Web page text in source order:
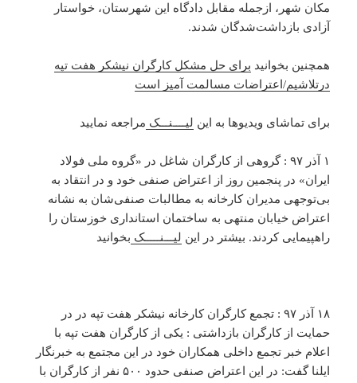
مکان شهر، ازجمله مقابل دادگاه این شهرستان، خواستار
آزادی بازداشت‌شدگان شدند.
همچنین بخوانید برای حل مشکل کارگران نیشکر هفت تپه
درتلاشیم/اعتراضات مسالمت آمیز است
برای تماشای ویدیوها به این لیــــنـــک مراجعه نمایید
۱ آذر ۹۷ : گروهی از کارگران شاغل در «گروه ملی فولاد
ایران» در پنجمین روز از اعتراض صنفی خود و در انتقاد به
بی‌توجهی مدیران کارخانه به مطالبات صنفی‌شان به نشانه
اعتراض خیابان منتهی به ساختمان استانداری خوزستان را
راهپیمایی کردند. بیشتر در این لیـــنـــــک بخوانید
۱۸ آذر ۹۷ : تجمع کارگران کارخانه نیشکر هفت تپه در در
حمایت از کارگران بازداشتی : یکی از کارگران هفت تپه با
اعلام خبر تجمع داخلی همکاران خود در این مجتمع به خبرنگار
ایلنا گفت: در این اعتراض صنفی حدود ۵۰۰ نفر از کارگران با